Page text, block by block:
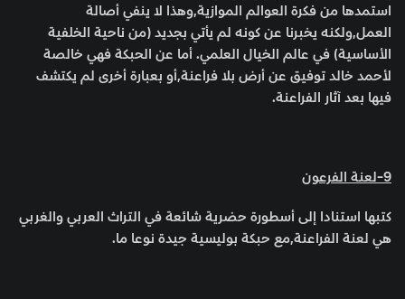
استمدها من فكرة العوالم الموازية,وهذا لا ينفي أصالة
العمل,ولكنه يخبرنا عن كونه لم يأتي بجديد (من ناحية الخلفية
الأساسية) في عالم الخيال العلمي. أما عن الحبكة فهي خالصة
لأحمد خالد توفيق عن أرض بلا فراعنة,أو بعبارة أخرى لم يكتشف
فيها بعد آثار الفراعنة.
9-لعنة الفرعون
كتبها استنادا إلى أسطورة حضرية شائعة في التراث العربي والغربي
هي لعنة الفراعنة,مع حبكة بوليسية جيدة نوعا ما.